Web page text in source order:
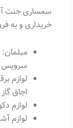
سمساری جنت
خریداری و به
سرویس
لوازم
اجاق
لوازم
لوازم